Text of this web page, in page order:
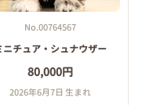
No.00764567
ニチュア・シュナウザー
80,000円
2026年6月7日 生まれ